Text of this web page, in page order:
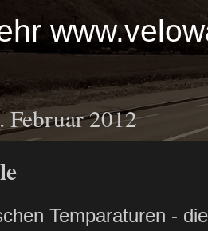
Februar 2012
Temparaturen -